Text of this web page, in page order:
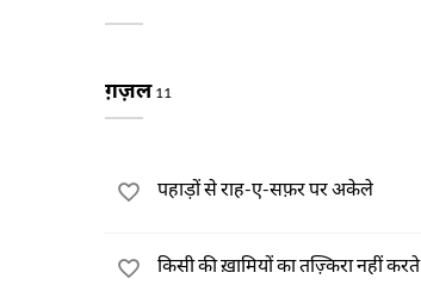
ग़ज़ल 11
पहाड़ों से राह-ए-सफ़र पर अकेले
किसी की ख़ामियों का तज़्किरा नहीं करते